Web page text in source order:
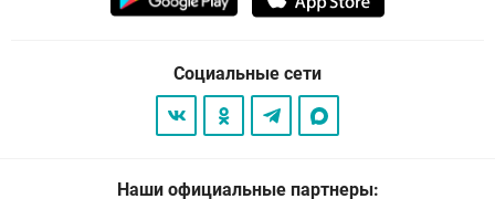
Социальные сети
Наши официальные партнеры: